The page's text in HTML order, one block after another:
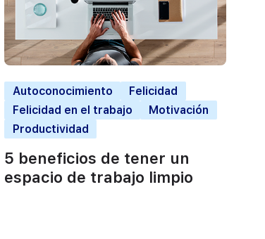
Autoconocimiento
Felicidad
Felicidad en el trabajo
Motivación
Productividad
5 beneficios de tener un
espacio de trabajo limpio